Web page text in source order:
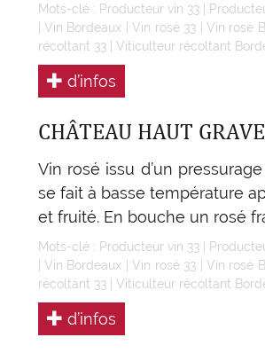
Mots-clé : Producteur vin 33
|Vin Bordeaux |Vin rosé 33 |Vin rosé
récoltant 33| Viticulteur récoltant
d’infos
CHÂTEAU HAUT
Vin rosé issu d’un
se fait à basse température
et fruité. En bouche un rosé
Mots-clé : Producteur vin 33
|Vin Bordeaux |Vin rosé 33 |Vin rosé
récoltant 33| Viticulteur récoltant
d’infos